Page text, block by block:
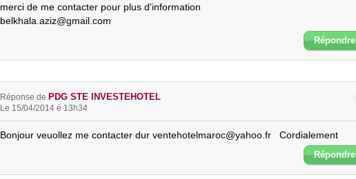
merci de me contacter pour plus d'information
belkhala.aziz@gmail.com
Répondre
Réponse de PDG STE INVESTEHOTEL
Le 15/04/2014 é 13h34
Bonjour veuollez me contacter dur ventehotelmaroc@yahoo.fr   Cordialement
Répondre